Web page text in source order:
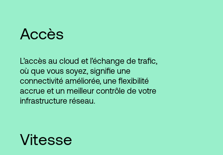
Accès
L’accès au cloud et l’échange de trafic,
où que vous soyez, signifie une
connectivité améliorée, une flexibilité
accrue et un meilleur contrôle de votre
infrastructure réseau.
Vitesse